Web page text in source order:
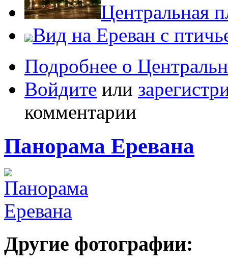
Центральная
Вид на Ереван с
Подробнее о
Войдите или
комментарии
Панорама Еревана
Другие фотографии: